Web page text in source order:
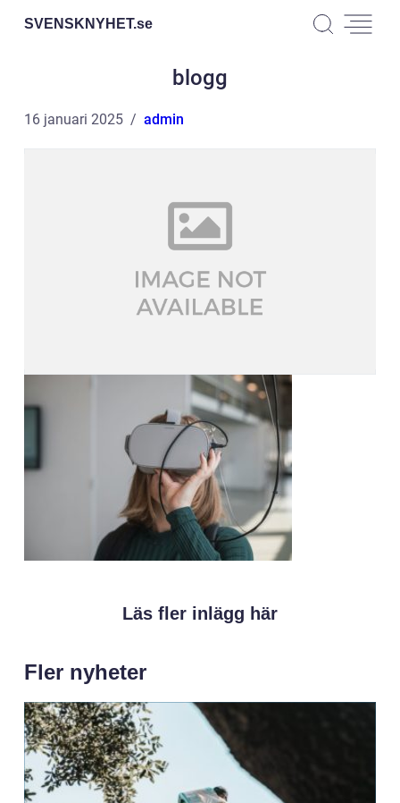
SVENSKNYHET.se
blogg
16 januari 2025 admin
Läs fler inlägg här
Fler nyheter